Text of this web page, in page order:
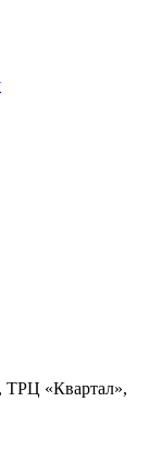
ТРЦ «Квартал»,